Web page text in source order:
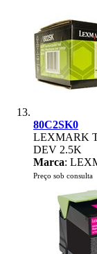
80C2SK0
LEXMARK
DEV 2.5K
Marca:
Preço sob consulta